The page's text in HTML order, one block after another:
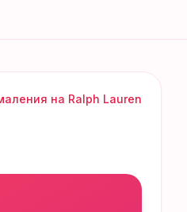
на Ralph Lauren